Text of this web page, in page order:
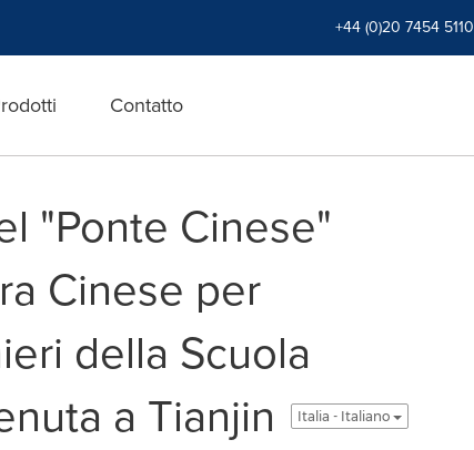
+44 (0)20 7454 5110
Contatto
"Ponte Cinese"
Cinese per
della Scuola
a Tianjin
Italia - Italiano